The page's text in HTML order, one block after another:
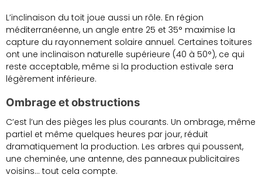
L’inclinaison du toit joue aussi un rôle. En région
méditerranéenne, un angle entre 25 et 35° maximise la
capture du rayonnement solaire annuel. Certaines toitures
ont une inclinaison naturelle supérieure (40 à 50°), ce qui
reste acceptable, même si la production estivale sera
légèrement inférieure.
Ombrage et obstructions
C’est l’un des pièges les plus courants. Un ombrage, même
partiel et même quelques heures par jour, réduit
dramatiquement la production. Les arbres qui poussent,
une cheminée, une antenne, des panneaux publicitaires
voisins… tout cela compte.